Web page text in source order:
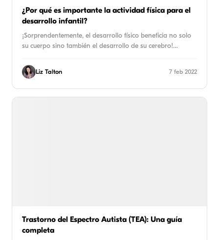
¿Por qué es importante la actividad física para el
desarrollo infantil?
¡Sorprendentemente, el desarrollo físico beneficia no solo
su cuerpo sino también el desarrollo de su cerebro!…
Liz Talton 7 feb 2022
Trastorno del Espectro Autista (TEA): Una guía
completa